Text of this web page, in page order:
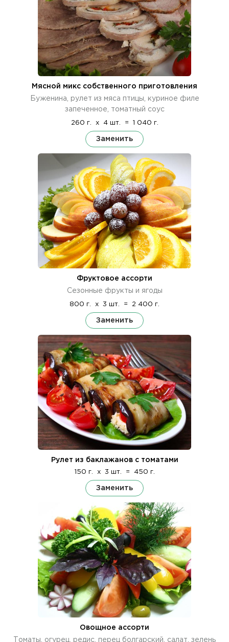
Мясной микс собственного приготовления
Буженина, рулет из мяса птицы, куриное филе
запеченное, томатный соус
260 г. x 4 шт. = 1 040 г.
Заменить
Фруктовое ассорти
Сезонные фрукты и ягоды
800 г. x 3 шт. = 2 400 г.
Заменить
Рулет из баклажанов с томатами
150 г. x 3 шт. = 450 г.
Заменить
Овощное ассорти
Томаты, огурец, редис, перец болгарский, салат, зелень